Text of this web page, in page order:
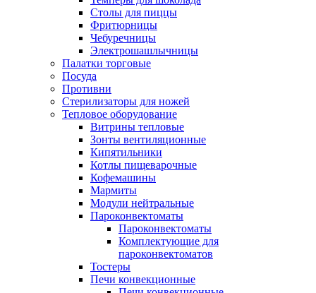
Столы для пиццы
Фритюрницы
Чебуречницы
Электрошашлычницы
Палатки торговые
Посуда
Противни
Стерилизаторы для ножей
Тепловое оборудование
Витрины тепловые
Зонты вентиляционные
Кипятильники
Котлы пищеварочные
Кофемашины
Мармиты
Модули нейтральные
Пароконвектоматы
Пароконвектоматы
Комплектующие для
пароконвектоматов
Тостеры
Печи конвекционные